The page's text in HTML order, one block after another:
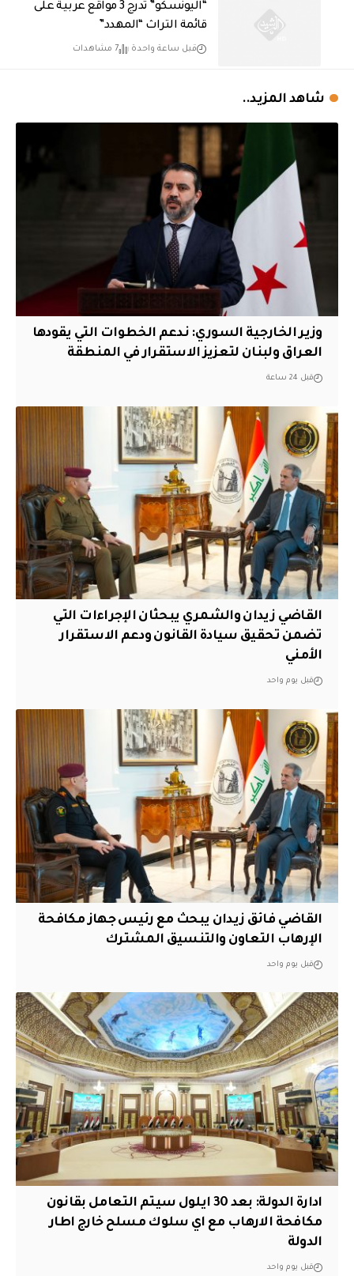
“اليونسكو” تدرج 3 مواقع عربية على
قائمة التراث “المهدد”
قبل ساعة واحدة 7 مشاهدات
شاهد المزيد..
وزير الخارجية السوري: ندعم الخطوات التي يقودها
العراق ولبنان لتعزيز الاستقرار في المنطقة
قبل 24 ساعة
القاضي زيدان والشمري يبحثان الإجراءات التي
تضمن تحقيق سيادة القانون ودعم الاستقرار
الأمني
قبل يوم واحد
القاضي فائق زيدان يبحث مع رئيس جهاز مكافحة
الإرهاب التعاون والتنسيق المشترك
قبل يوم واحد
ادارة الدولة: بعد 30 ايلول سيتم التعامل بقانون
مكافحة الارهاب مع اي سلوك مسلح خارج اطار
الدولة
قبل يوم واحد